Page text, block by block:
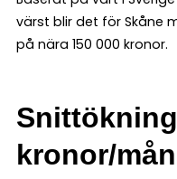
värst blir det för Skåne
på nära 150 000 kronor.
kronor/